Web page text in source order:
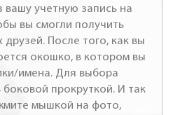
вашу учетную запись на
вы смогли получить
друзей. После того, как вы
окошко, в котором вы
имена. Для выбора
боковой прокруткой. И так
мышкой на фото,